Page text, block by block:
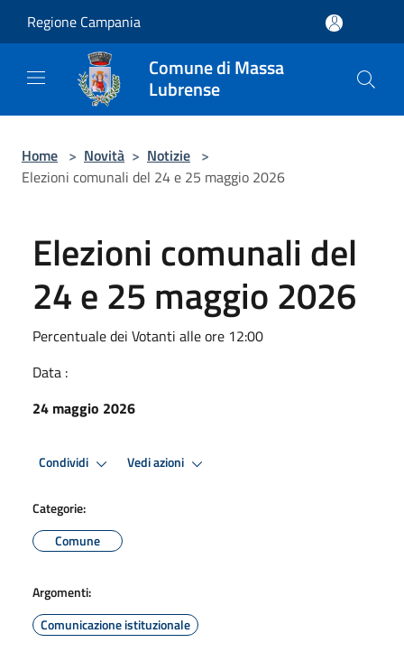
Regione Campania
Comune di Massa
Lubrense
Home > Novità > Notizie >
Elezioni comunali del 24 e 25 maggio 2026
Elezioni comunali del
24 e 25 maggio 2026
Percentuale dei Votanti alle ore 12:00
Data :
24 maggio 2026
Condividi Vedi azioni
Categorie:
Comune
Argomenti:
Comunicazione istituzionale